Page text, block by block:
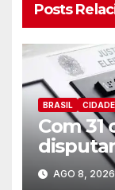
Posts
BRASIL CIDADE
Com 31
perder
AGO 8,